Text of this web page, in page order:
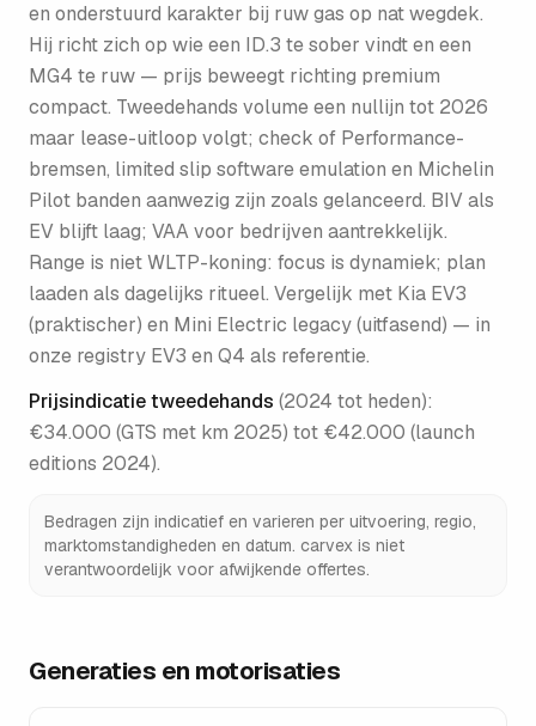
en onderstuurd karakter bij ruw gas op nat wegdek.
Hij richt zich op wie een ID.3 te sober vindt en een
MG4 te ruw — prijs beweegt richting premium
compact. Tweedehands volume een nullijn tot 2026
maar lease-uitloop volgt; check of Performance-
bremsen, limited slip software emulation en Michelin
Pilot banden aanwezig zijn zoals gelanceerd. BIV als
EV blijft laag; VAA voor bedrijven aantrekkelijk.
Range is niet WLTP-koning: focus is dynamiek; plan
laaden als dagelijks ritueel. Vergelijk met Kia EV3
(praktischer) en Mini Electric legacy (uitfasend) — in
onze registry EV3 en Q4 als referentie.
Prijsindicatie tweedehands (2024 tot heden):
€34.000 (GTS met km 2025) tot €42.000 (launch
editions 2024).
Bedragen zijn indicatief en varieren per uitvoering, regio,
marktomstandigheden en datum. carvex is niet
verantwoordelijk voor afwijkende offertes.
Generaties en motorisaties